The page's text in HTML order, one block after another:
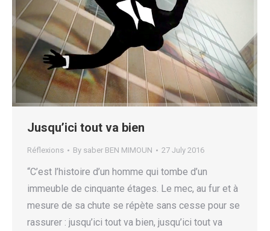
Jusqu’ici tout va bien
Réflexions By saber BEN MIMOUN 27 July 2016
“C’est l’histoire d’un homme qui tombe d’un
immeuble de cinquante étages. Le mec, au fur et à
mesure de sa chute se répète sans cesse pour se
rassurer : jusqu’ici tout va bien, jusqu’ici tout va